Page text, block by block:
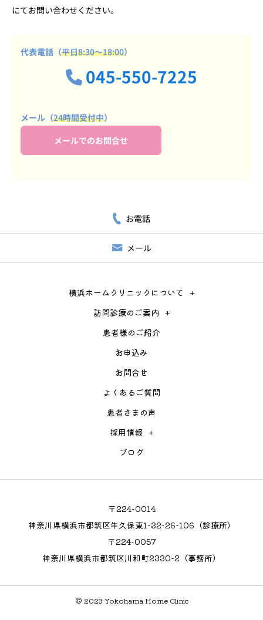
にてお問い合わせください。
代表電話（平日8:30～18:00）
045-550-7225
メール（24時間受付中）
メールでのお問合せ
お電話
メール
横浜ホームクリニックについて
訪問診療のご案内
患者様のご紹介
お申込み
お問合せ
よくあるご質問
患者さまの声
採用情報
ブログ
〒224-0014
神奈川県横浜市都筑区牛久保東1-32-26-106（診療所）
〒224-0057
神奈川県横浜市都筑区川和町2330-2（事務所）
© 2023 Yokohama Home Clinic